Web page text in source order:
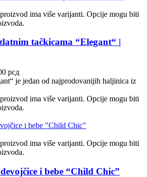
ima više varijanti. Opcije mogu biti
tačkicama “Elegant“ |
рсд
je jedan od najprodovanijih haljinica iz
ima više varijanti. Opcije mogu biti
ima više varijanti. Opcije mogu biti
i bebe “Child Chic”